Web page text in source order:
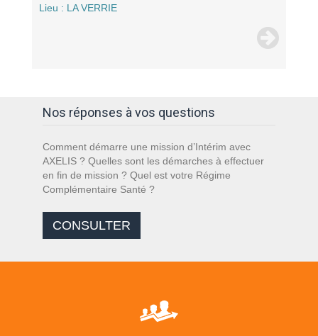
Lieu : LA VERRIE
Nos réponses à vos questions
Comment démarre une mission d’Intérim avec
AXELIS ? Quelles sont les démarches à effectuer
en fin de mission ? Quel est votre Régime
Complémentaire Santé ?
CONSULTER